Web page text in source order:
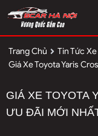
Trang Chủ
Tin Tức Xe
Giá Xe Toyota Yaris
GIÁ XE TOYOTA
ƯU ĐÃI MỚI